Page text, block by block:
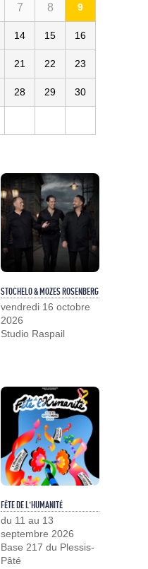
7 8 9
14 15 16
21 22 23
28 29 30
STOCHELO & MOZES ROSENBERG
vendredi 16 octobre
2026
Studio Raspail
FÊTE DE L'HUMANITÉ
du 11 au 13
septembre 2026
Base 217 du Plessis-
Pâté